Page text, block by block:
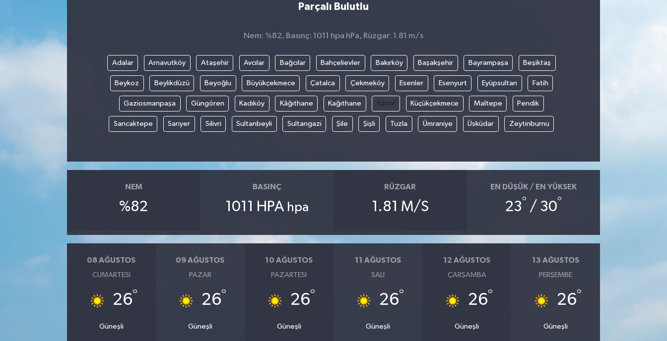
Parçalı Bulutlu
Nem: %82, Basınç: 1011 hpa hPa, Rüzgar: 1.81 m/s
Adalar Arnavutköy Ataşehir Avcılar Bağcılar Bahçelievler Bakırköy Başakşehir Bayrampaşa Beşiktaş
Beykoz Beylikdüzü Beyoğlu Büyükçekmece Çatalca Çekmeköy Esenler Esenyurt Eyüpsultan Fatih
Gaziosmanpaşa Güngören Kadıköy Kâğıthane Kağıthane Kartal Küçükçekmece Maltepe Pendik
Sancaktepe Sarıyer Silivri Sultanbeyli Sultangazi Şile Şişli Tuzla Ümraniye Üsküdar Zeytinburnu
NEM
%82
BASINÇ
1011 HPA hpa
RÜZGAR
1.81 M/S
EN DÜŞÜK / EN YÜKSEK
23° / 30°
08 AĞUSTOS
CUMARTESI
26°
Güneşli
09 AĞUSTOS
PAZAR
26°
Güneşli
10 AĞUSTOS
PAZARTESI
26°
Güneşli
11 AĞUSTOS
SALI
26°
Güneşli
12 AĞUSTOS
ÇARŞAMBA
26°
Güneşli
13 AĞUSTOS
PERŞEMBE
26°
Güneşli